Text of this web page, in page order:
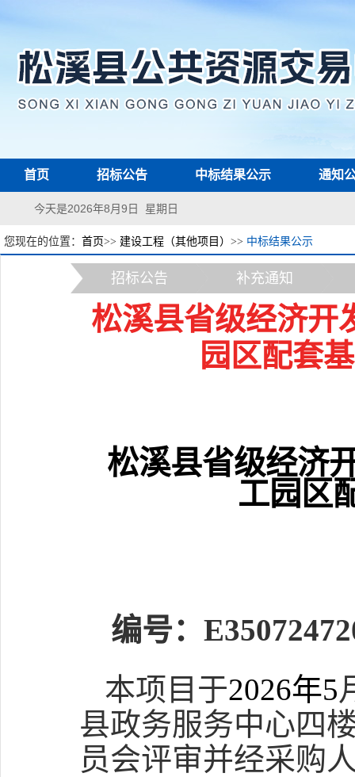
首页 招标公告 中标结果公示 通知
今天是2026年8月9日 星期日
您现在的位置： 首页>> 建设工程（其他项目） >> 中标结果公示
招标公告 补充通知
松溪县省级经济
园区配套
松溪县省级经济
工园区
编号：
本项目于2026年5
县政务服务中心四
员会评审并经采购